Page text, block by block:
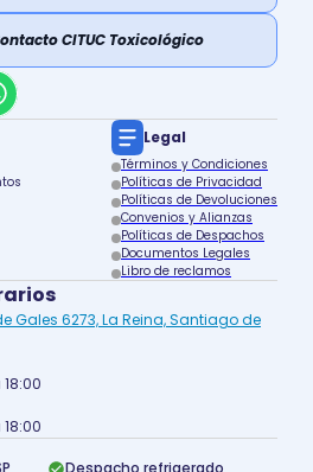
CITUC Toxicológico
Legal
Términos y Condiciones
Políticas de Privacidad
Políticas de Devoluciones
Convenios y Alianzas
Políticas de Despachos
Documentos Legales
Libro de reclamos
Gales 6273, La Reina, Santiago de